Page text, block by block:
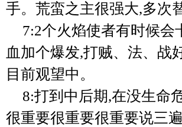
手。荒蛮之主很强大,多次
7:2个火焰使者有时候会
血加个爆发,打贼、法、战
目前观望中。
8:打到中后期,在没生命
很重要很重要很重要说三